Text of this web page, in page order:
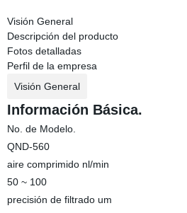
Visión General
Descripción del producto
Fotos detalladas
Perfil de la empresa
Visión General
Información Básica.
No. de Modelo.
QND-560
aire comprimido nl/min
50 ~ 100
precisión de filtrado um